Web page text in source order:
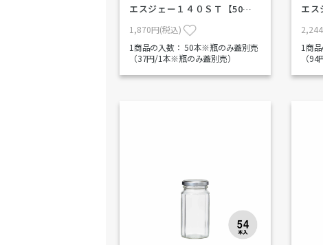
エスジェー１４０ＳＴ【50…
1,870円(税込)
1商品の入数： 50本※瓶のみ蓋別売
（37円/1本※瓶のみ蓋別売）
エ
1商
（